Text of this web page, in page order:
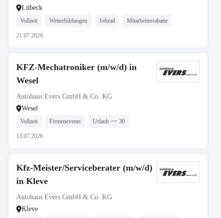
Lübeck
Vollzeit Weiterbildungen Jobrad Mitarbeiterrabatte
21.07.2026
KFZ-Mechatroniker (m/w/d) in
Wesel
Autohaus Evers GmbH & Co. KG
Wesel
Vollzeit Firmenevents Urlaub >= 30
13.07.2026
Kfz-Meister/Serviceberater (m/w/d)
in Kleve
Autohaus Evers GmbH & Co. KG
Kleve